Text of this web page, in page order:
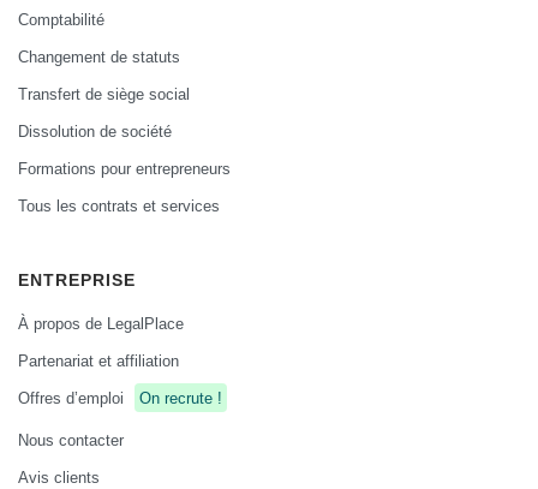
Comptabilité
Changement de statuts
Transfert de siège social
Dissolution de société
Formations pour entrepreneurs
Tous les contrats et services
ENTREPRISE
À propos de LegalPlace
Partenariat et affiliation
Offres d’emploi
On recrute !
Nous contacter
Avis clients